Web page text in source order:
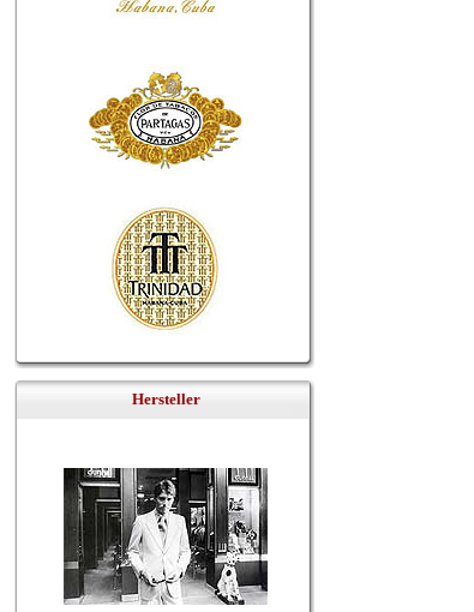
Hersteller